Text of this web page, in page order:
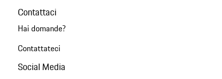
Contattaci
Hai domande?
Contattateci
Social Media